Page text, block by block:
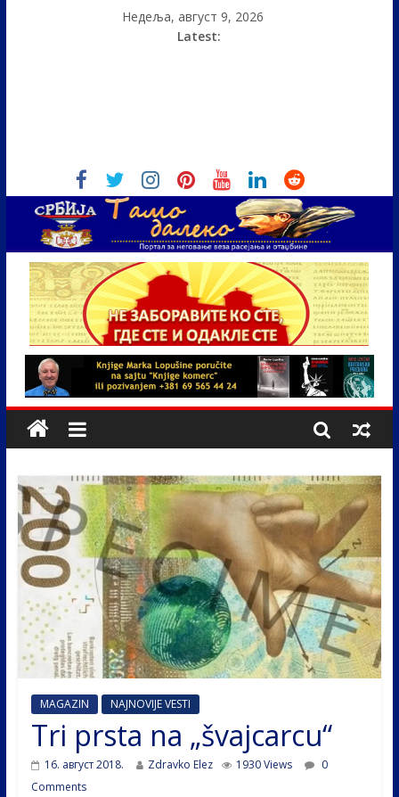
Недеља, август 9, 2026
Latest:
MAGAZIN NAJNOVIJE VESTI
Tri prsta na „švajcarcu“
16. август 2018. Zdravko Elez 1930 Views
0
Comments